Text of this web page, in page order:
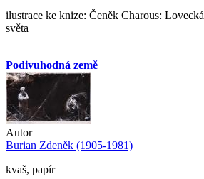
ilustrace ke knize: Čeněk Charous:
světa
Podivuhodná země
Autor
Burian Zdeněk (1905-1981)
kvaš, papír